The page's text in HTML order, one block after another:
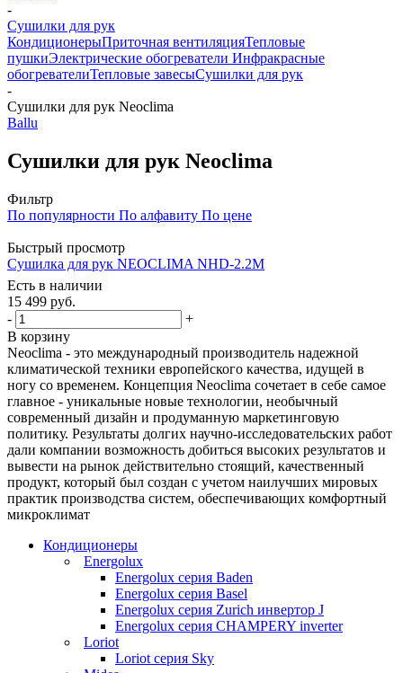
-
Сушилки для рук
КондиционерыПриточная вентиляцияТепловые
пушкиЭлектрические обогреватели Инфракрасные
обогревателиТепловые завесыСушилки для рук
-
Сушилки для рук Neoclima
Ballu
Сушилки для рук Neoclima
Фильтр
По популярности По алфавиту По цене
Быстрый просмотр
Сушилка для рук NEOCLIMA NHD-2.2M
Есть в наличии
15 499 руб.
-
+
В корзину
Neoclima - это международный производитель надежной
климатической техники европейского качества, идущей в
ногу со временем. Концепция Neoclima сочетает в себе самое
главное - уникальные новые технологии, необычный
современный дизайн и продуманную маркетинговую
политику. Результаты долгих научно-исследовательских работ
дали компании возможность добиться высоких результатов и
вывести на рынок действительно стоящий, качественный
продукт, который был создан с учетом наилучших мировых
практик производства систем, обеспечивающих комфортный
микроклимат
Кондиционеры
Energolux
Energolux серия Baden
Energolux серия Basel
Energolux серия Zurich инвертор J
Energolux серия CHAMPERY inverter
Loriot
Loriot серия Sky